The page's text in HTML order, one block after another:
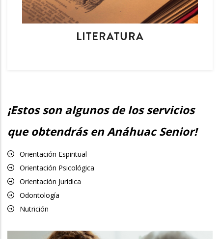
LITERATURA
¡Estos son algunos de los servicios
que obtendrás en Anáhuac Senior!
Orientación Espiritual
Orientación Psicológica
Orientación Jurídica
Odontología
Nutrición